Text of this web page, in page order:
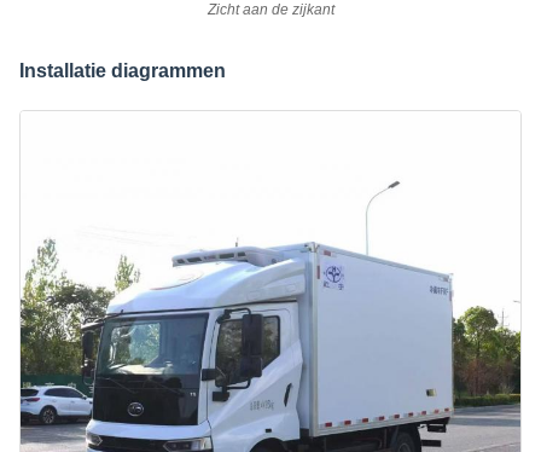
Zicht aan de zijkant
Installatie diagrammen